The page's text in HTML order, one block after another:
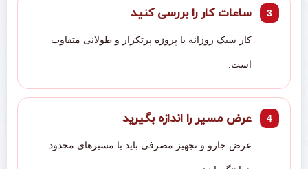
ساعات کار را بررسی کنید
کار سبک روزانه با پروژه پرتکرار و طولانی متفاوت
است.
عرض مسیر را اندازه بگیرید
عرض جارو و تجهیز مصرفی باید با مسیرهای محدود